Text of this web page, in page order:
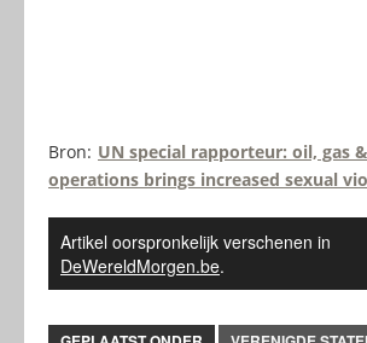
Bron: UN special rapporteur: oil, gas
operations brings increased sexual
Artikel oorspronkelijk verschenen in
DeWereldMorgen.be.